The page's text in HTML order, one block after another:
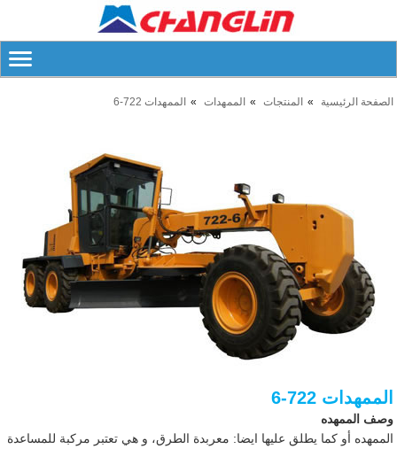
الصفحة الرئيسية المنتجات الممهدات الممهدات 722-6
الممهدات 722-6
وصف الممهده
الممهده أو كما يطلق عليها ايضا: معربدة الطرق، و هي تعتبر مركبة للمساعدة